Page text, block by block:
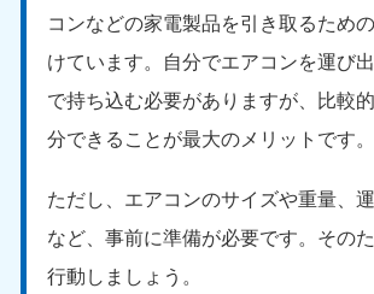
コンなどの家電製品を引き取るため
けています。自分でエアコンを運び
で持ち込む必要がありますが、比較
分できることが最大のメリットです。
ただし、エアコンのサイズや重量、
など、事前に準備が必要です。その
行動しましょう。
愛知県
050-1881-5255
9:00〜19:00 年中無休
050-
9:00〜
静岡県
050-1881-5256 050-